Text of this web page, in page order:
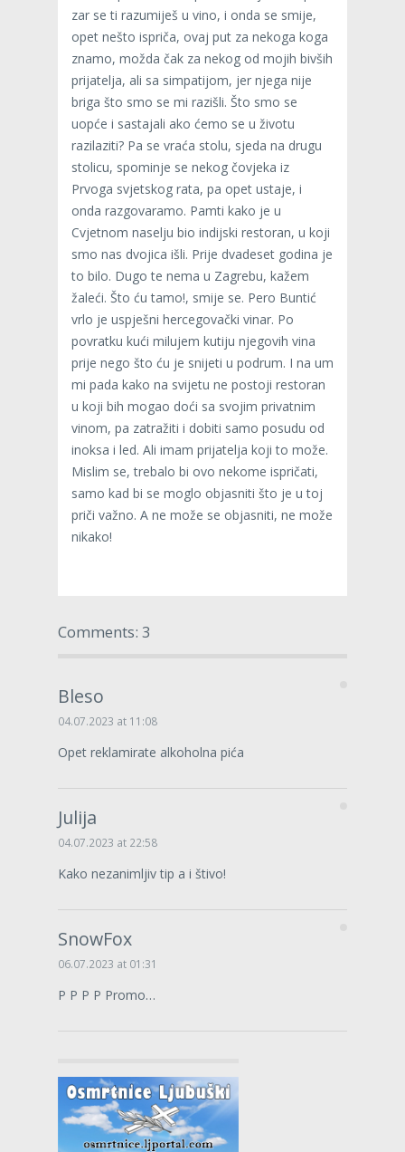
zar se ti razumiješ u vino, i onda se smije,
opet nešto ispriča, ovaj put za nekoga koga
znamo, možda čak za nekog od mojih bivših
prijatelja, ali sa simpatijom, jer njega nije
briga što smo se mi razišli. Što smo se
uopće i sastajali ako ćemo se u životu
razilaziti? Pa se vraća stolu, sjeda na drugu
stolicu, spominje se nekog čovjeka iz
Prvoga svjetskog rata, pa opet ustaje, i
onda razgovaramo. Pamti kako je u
Cvjetnom naselju bio indijski restoran, u koji
smo nas dvojica išli. Prije dvadeset godina je
to bilo. Dugo te nema u Zagrebu, kažem
žaleći. Što ću tamo!, smije se. Pero Buntić
vrlo je uspješni hercegovački vinar. Po
povratku kući milujem kutiju njegovih vina
prije nego što ću je snijeti u podrum. I na um
mi pada kako na svijetu ne postoji restoran
u koji bih mogao doći sa svojim privatnim
vinom, pa zatražiti i dobiti samo posudu od
inoksa i led. Ali imam prijatelja koji to može.
Mislim se, trebalo bi ovo nekome ispričati,
samo kad bi se moglo objasniti što je u toj
priči važno. A ne može se objasniti, ne može
nikako!
Comments: 3
Bleso
04.07.2023 at 11:08
Opet reklamirate alkoholna pića
Julija
04.07.2023 at 22:58
Kako nezanimljiv tip a i štivo!
SnowFox
06.07.2023 at 01:31
P P P P Promo…